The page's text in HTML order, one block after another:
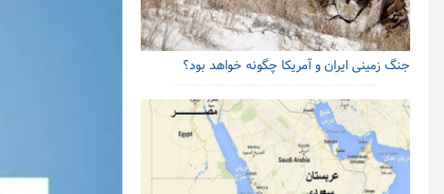
جنگ زمینی ایران و آمریکا چگونه خواهد بود؟